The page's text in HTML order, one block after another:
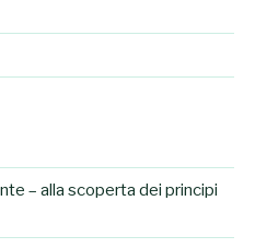
– alla scoperta dei principi